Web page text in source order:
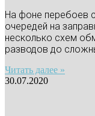
На фоне перебоев
очередей на
несколько схем
разводов до
Читать далее »
30.07.2020